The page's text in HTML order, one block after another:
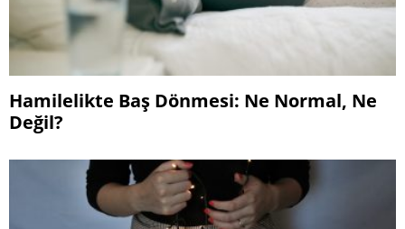
Hamilelikte Baş Dönmesi: Ne Normal, Ne
Değil?